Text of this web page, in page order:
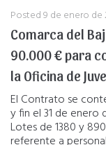
Posted9 de enero de
Comarca del
90.000 € para
la Oficina de
El Contrato se
y fin el 31 de enero
Lotes de 1380 y